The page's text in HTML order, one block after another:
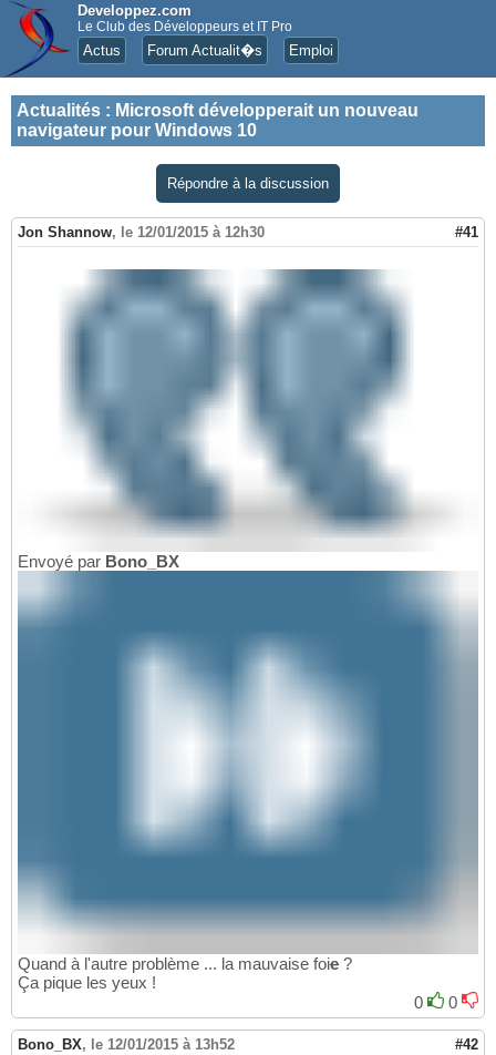
Developpez.com
Le Club des Développeurs et IT Pro
Actus Forum Actualit�s Emploi
Actualités : Microsoft développerait un nouveau
navigateur pour Windows 10
Répondre à la discussion
Jon Shannow, le 12/01/2015 à 12h30 #41
Envoyé par Bono_BX
Quand à l'autre problème ... la mauvaise foie ?
Ça pique les yeux !
0
0
Bono_BX, le 12/01/2015 à 13h52 #42